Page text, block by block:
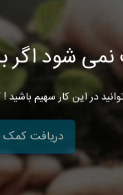
شود اگر
در این کار سهیم
دریافت